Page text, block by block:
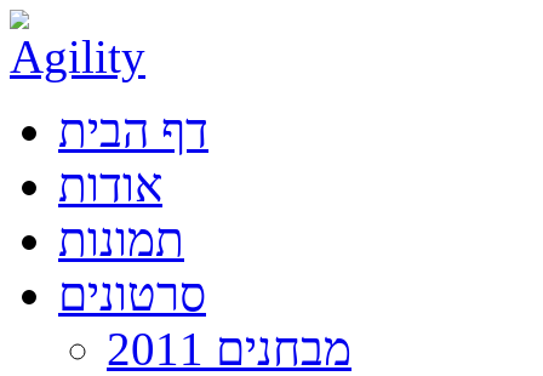
דף הבית
אודות
תמונות
סרטונים
מבחנים 2011